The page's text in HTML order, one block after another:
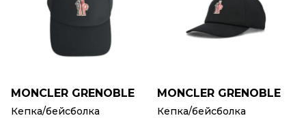
MONCLER GRENOBLE
Кепка/бейсболка
MONCLER GRENOBLE
Кепка/бейсболка